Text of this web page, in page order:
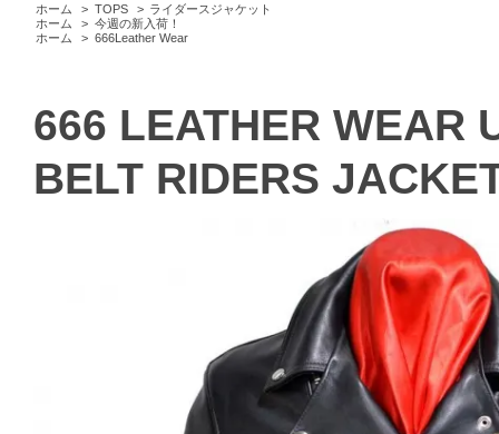
ホーム > TOPS > ライダースジャケット
ホーム
> 今週の新入荷！
ホーム
> 666Leather Wear
666 LEATHER WEAR
BELT RIDERS